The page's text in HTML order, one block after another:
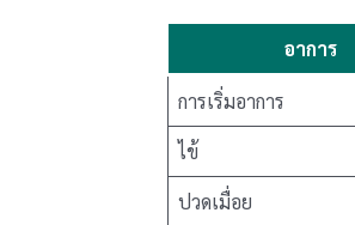
อาการ
การเริ่มอาการ
ไข้
ปวดเมื่อย